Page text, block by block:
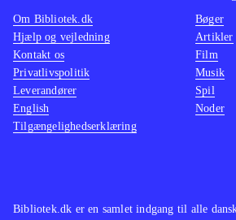
platformsbeat'm'up og Ben 10 -
force har også været tilbudt til
bibliotekerne
Spillet vil nok skabe mest glæde
fans af Ben 10 universet, da det
platformspil er ret trivielt
Bibliotek.dk er en samlet indgang til alle
Om Bibliotek.dk
Hjælp og vejledning
Kontakt os
Privatlivspolitik
Leverandører
English
Tilgængelighedserklæring
Bøger
Artikler
Film
Musik
Spil
Noder